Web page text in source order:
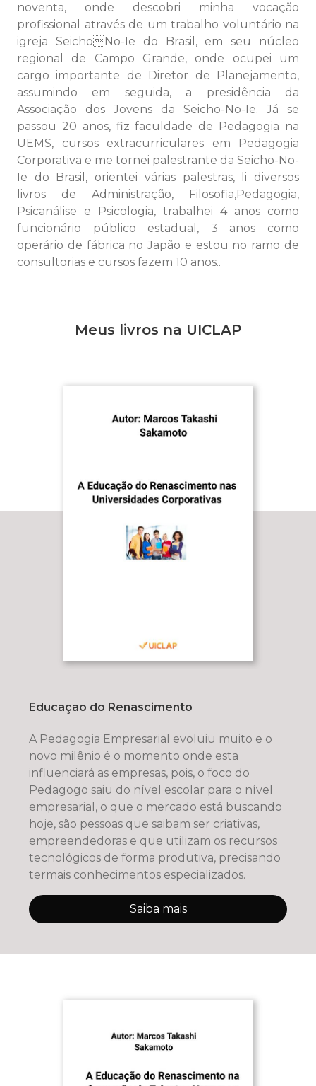
noventa, onde descobri minha vocação
profissional através de um trabalho voluntário na
igreja SeichoNo-Ie do Brasil, em seu núcleo
regional de Campo Grande, onde ocupei um
cargo importante de Diretor de Planejamento,
assumindo em seguida, a presidência da
Associação dos Jovens da Seicho-No-Ie. Já se
passou 20 anos, fiz faculdade de Pedagogia na
UEMS, cursos extracurriculares em Pedagogia
Corporativa e me tornei palestrante da Seicho-No-
Ie do Brasil, orientei várias palestras, li diversos
livros de Administração, Filosofia,Pedagogia,
Psicanálise e Psicologia, trabalhei 4 anos como
funcionário público estadual, 3 anos como
operário de fábrica no Japão e estou no ramo de
consultorias e cursos fazem 10 anos..
Meus livros na UICLAP
Educação do Renascimento
A Pedagogia Empresarial evoluiu muito e o
novo milênio é o momento onde esta
influenciará as empresas, pois, o foco do
Pedagogo saiu do nível escolar para o nível
empresarial, o que o mercado está buscando
hoje, são pessoas que saibam ser criativas,
empreendedoras e que utilizam os recursos
tecnológicos de forma produtiva, precisando
termais conhecimentos especializados.
Saiba mais